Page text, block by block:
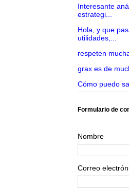
Interesante
estrategi...
Hola, y que
utilidades,...
respeten
grax es de
Cómo puedo
Formulario de
Nombre
Correo